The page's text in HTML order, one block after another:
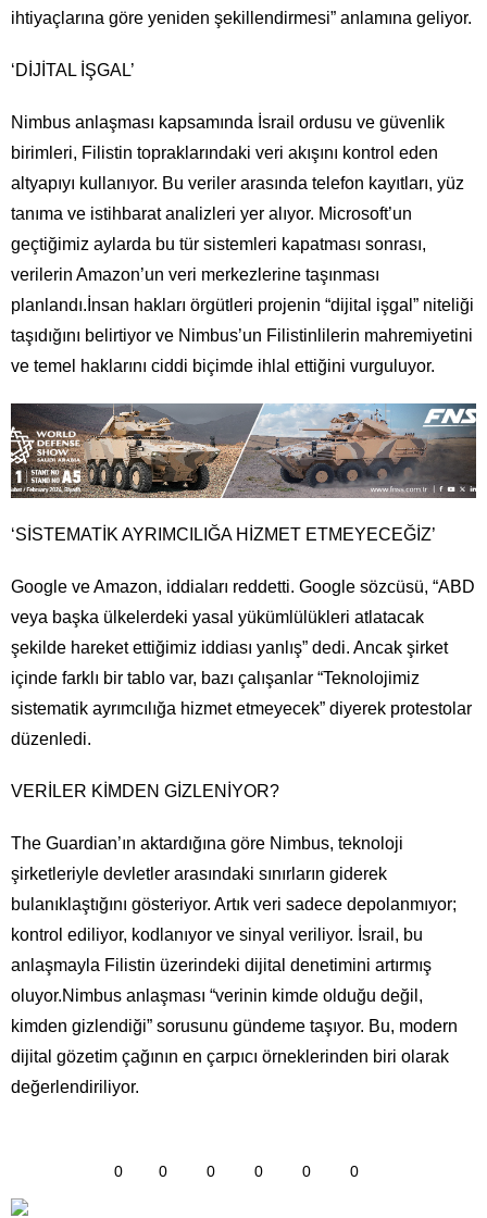
ihtiyaçlarına göre yeniden şekillendirmesi” anlamına geliyor.
‘DİJİTAL İŞGAL’
Nimbus anlaşması kapsamında İsrail ordusu ve güvenlik
birimleri, Filistin topraklarındaki veri akışını kontrol eden
altyapıyı kullanıyor. Bu veriler arasında telefon kayıtları, yüz
tanıma ve istihbarat analizleri yer alıyor. Microsoft’un
geçtiğimiz aylarda bu tür sistemleri kapatması sonrası,
verilerin Amazon’un veri merkezlerine taşınması
planlandı.İnsan hakları örgütleri projenin “dijital işgal” niteliği
taşıdığını belirtiyor ve Nimbus’un Filistinlilerin mahremiyetini
ve temel haklarını ciddi biçimde ihlal ettiğini vurguluyor.
‘SİSTEMATİK AYRIMCILIĞA HİZMET ETMEYECEĞİZ’
Google ve Amazon, iddiaları reddetti. Google sözcüsü, “ABD
veya başka ülkelerdeki yasal yükümlülükleri atlatacak
şekilde hareket ettiğimiz iddiası yanlış” dedi. Ancak şirket
içinde farklı bir tablo var, bazı çalışanlar “Teknolojimiz
sistematik ayrımcılığa hizmet etmeyecek” diyerek protestolar
düzenledi.
VERİLER KİMDEN GİZLENİYOR?
The Guardian’ın aktardığına göre Nimbus, teknoloji
şirketleriyle devletler arasındaki sınırların giderek
bulanıklaştığını gösteriyor. Artık veri sadece depolanmıyor;
kontrol ediliyor, kodlanıyor ve sinyal veriliyor. İsrail, bu
anlaşmayla Filistin üzerindeki dijital denetimini artırmış
oluyor.Nimbus anlaşması “verinin kimde olduğu değil,
kimden gizlendiği” sorusunu gündeme taşıyor. Bu, modern
dijital gözetim çağının en çarpıcı örneklerinden biri olarak
değerlendiriliyor.
0 0 0 0 0 0